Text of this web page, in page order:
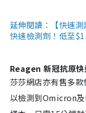
延伸閱讀：【快速
快速檢測劑！低至
Reagen 新冠抗原快
莎莎網店亦有售多
以檢測到Omicron